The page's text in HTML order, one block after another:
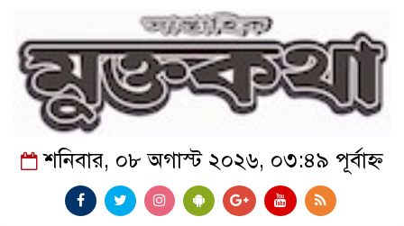
শনিবার, ০৮ অগাস্ট ২০২৬, ০৩:৪৯ পূর্বাহ্ন